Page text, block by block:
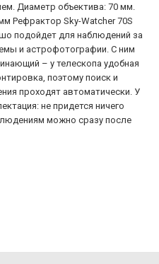
Диаметр объектива: 70 мм.
Рефрактор Sky-Watcher 70S
подойдет для наблюдений за
и астрофотографии. С ним
– у телескопа удобная
поэтому поиск и
проходят автоматически. У
не придется ничего
можно сразу после